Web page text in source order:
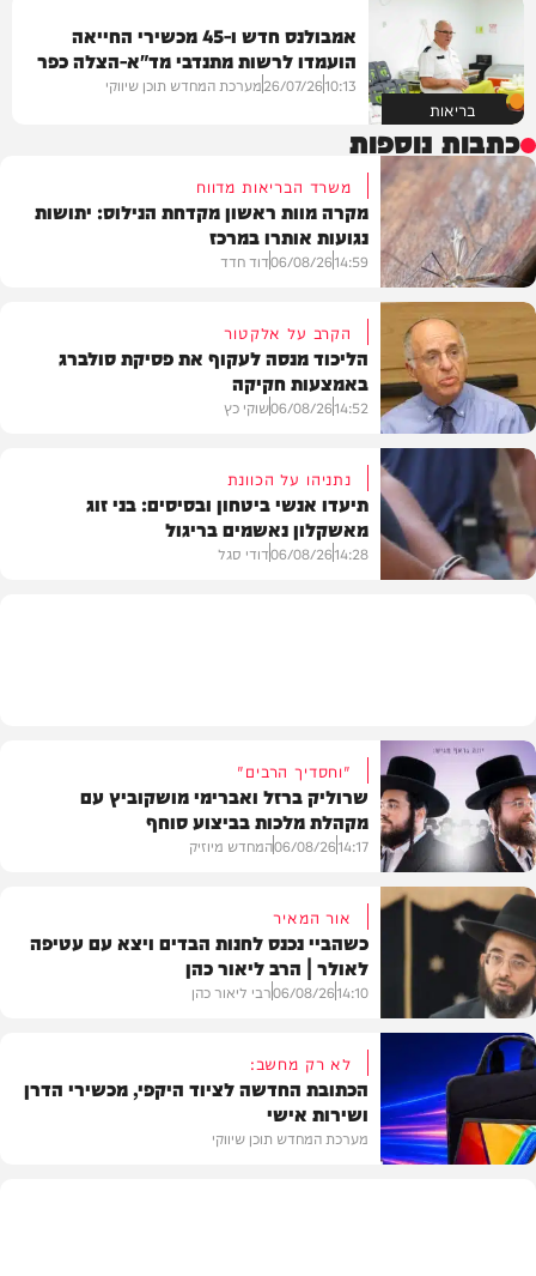
בריאות
אמבולנס חדש ו-45 מכשירי החייאה
הועמדו לרשות מתנדבי מד"א-הצלה כפר
חב"ד והמושבים
10:13
26/07/26מערכת המחדש תוכן שיווקי
כתבות נוספות
בריאות
משרד הבריאות מדווח
מקרה מוות ראשון מקדחת הנילוס: יתושות
נגועות אותרו במרכז
14:59
06/08/26דוד חדד
פוליטי
הקרב על אלקטור
הליכוד מנסה לעקוף את פסיקת סולברג
באמצעות חקיקה
14:52
06/08/26שוקי כץ
נתניהו על הכוונת
תיעדו אנשי ביטחון ובסיסים: בני זוג
מאשקלון נאשמים בריגול
14:28
06/08/26דודי סגל
סינגלים
"וחסדיך הרבים"
שרוליק ברזל ואברימי מושקוביץ עם
מקהלת מלכות בביצוע סוחף
14:17
06/08/26המחדש מיוזיק
וידאו
אור המאיר
כשהביי נכנס לחנות הבדים ויצא עם עטיפה
לאולר | הרב ליאור כהן
14:10
06/08/26רבי ליאור כהן
לא רק מחשב:
הכתובת החדשה לציוד היקפי, מכשירי הדרן
ושירות אישי
מערכת המחדש תוכן שיווקי